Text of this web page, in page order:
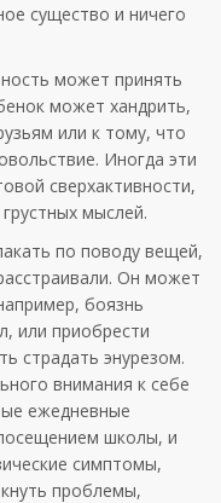
существо и ничего
может принять
может хандрить,
или к тому, что
Иногда эти
сверхактивности,
мыслей.
по поводу вещей,
Он может
боязнь
или приобрести
страдать энурезом.
внимания к себе
ежедневные
школы, и
симптомы,
проблемы,